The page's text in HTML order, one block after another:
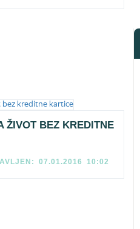
ŽIVOT BEZ KREDITNE
07.01.2016 10:02